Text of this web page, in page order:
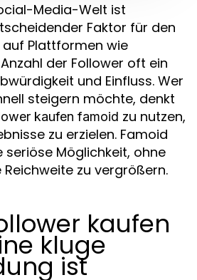
Media-Welt ist
Faktor für den
auf Plattformen wie
der Follower oft ein
und Einfluss. Wer
steigern möchte, denkt
kaufen famoid zu nutzen,
zu erzielen. Famoid
seriöse Möglichkeit, ohne
Reichweite zu vergrößern.
kaufen
kluge
ist